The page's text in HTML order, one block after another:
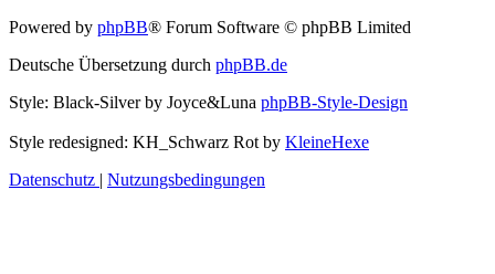
Powered by phpBB® Forum Software © phpBB Limited
Deutsche Übersetzung durch phpBB.de
Style: Black-Silver by Joyce&Luna phpBB-Style-Design
Style redesigned: KH_Schwarz Rot by KleineHexe
Datenschutz | Nutzungsbedingungen